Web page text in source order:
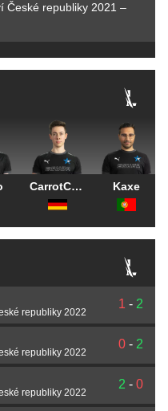
České republiky 2021 –
CarrotCopy Kaxe
republiky 2022
1 - 2
republiky 2022
0 - 2
republiky 2022
2 - 0